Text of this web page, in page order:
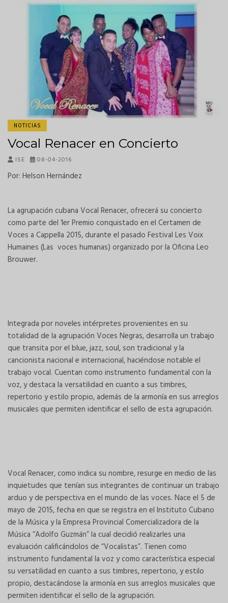
NOTICIAS
Vocal Renacer en Concierto
ISE 08-04-2016
Por: Helson Hernández
La agrupación cubana Vocal Renacer, ofrecerá su concierto
como parte del 1er Premio conquistado en el Certamen de
Voces a Cappella 2015, durante el pasado Festival Les Voix
Humaines (Las voces humanas) organizado por la Oficina Leo
Brouwer.
Integrada por noveles intérpretes provenientes en su
totalidad de la agrupación Voces Negras, desarrolla un trabajo
que transita por el blue, jazz, soul, son tradicional y la
cancionista nacional e internacional, haciéndose notable el
trabajo vocal. Cuentan como instrumento fundamental con la
voz, y destaca la versatilidad en cuanto a sus timbres,
repertorio y estilo propio, además de la armonía en sus arreglos
musicales que permiten identificar el sello de esta agrupación.
Vocal Renacer, como indica su nombre, resurge en medio de las
inquietudes que tenían sus integrantes de continuar un trabajo
arduo y de perspectiva en el mundo de las voces. Nace el 5 de
mayo de 2015, fecha en que se registra en el Instituto Cubano
de la Música y la Empresa Provincial Comercializadora de la
Música “Adolfo Guzmán” la cual decidió realizarles una
evaluación calificándolos de “Vocalistas”. Tienen como
instrumento fundamental la voz y como característica especial
su versatilidad en cuanto a sus timbres, repertorio, y estilo
propio, destacándose la armonía en sus arreglos musicales que
permiten identificar el sello de la agrupación.